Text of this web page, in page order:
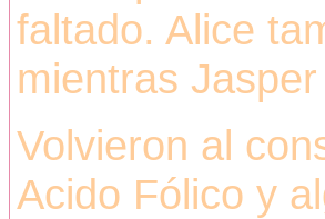
faltado. Alice
mientras
Volvieron al
Acido Fólico y